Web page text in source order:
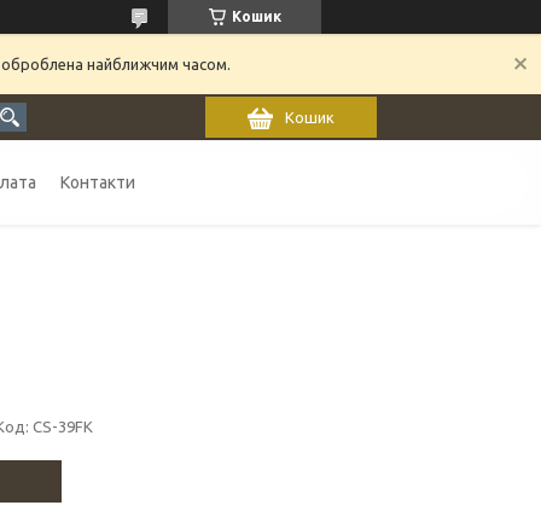
Кошик
найближчим часом.
Кошик
Контакти
CS-39FK